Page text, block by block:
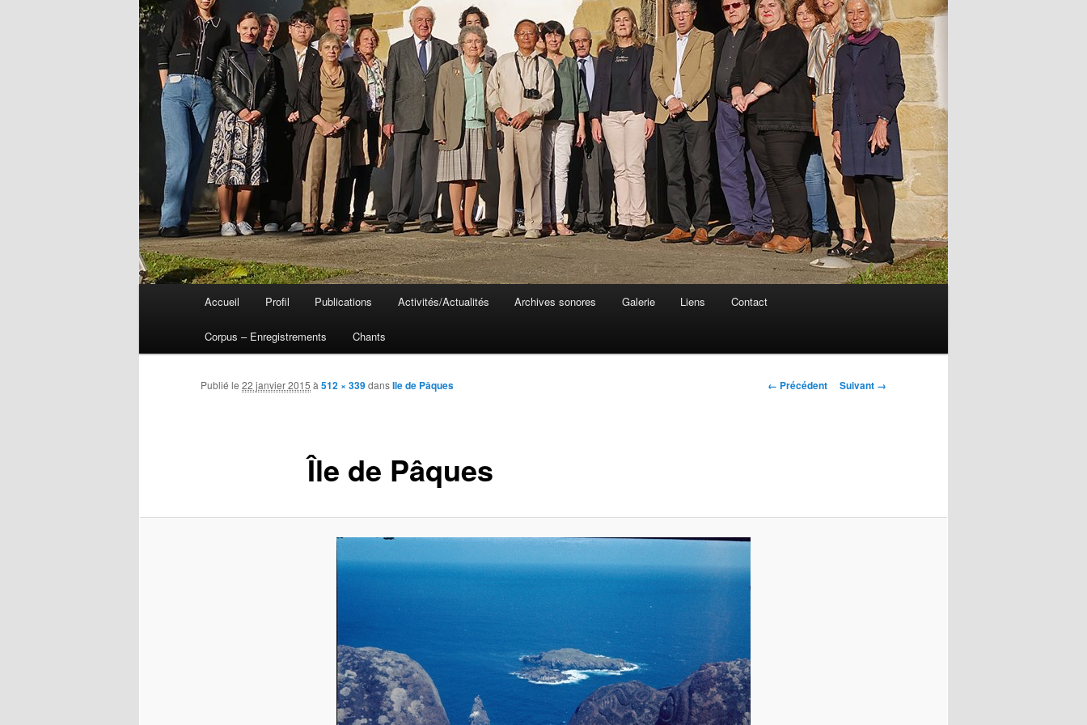
Aller
au
contenu
Accueil Profil Publications Activités/Actualités Archives sonores Galerie Liens Contact
Corpus – Enregistrements Chants
Navigation
← Précédent Suivant →
Île de Pâques
Publié le 22 janvier 2015 à512 × 339dansIle de Pâques